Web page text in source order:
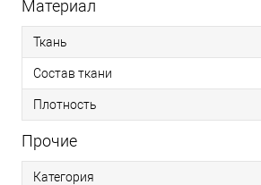
Материал
Ткань
Состав ткани
Плотность
Прочие
Категория